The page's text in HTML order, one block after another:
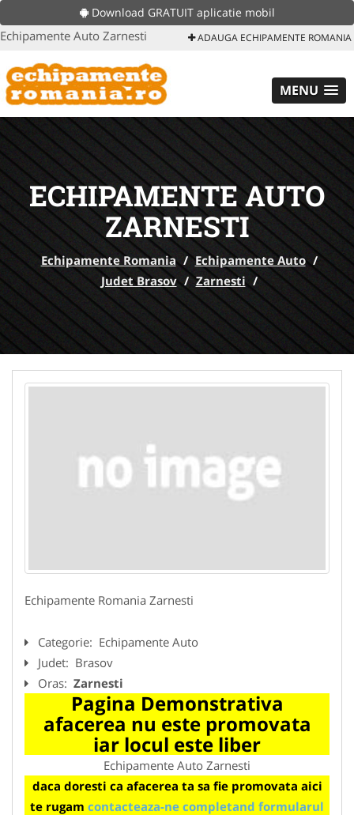
Download GRATUIT aplicatie mobil
Echipamente Auto Zarnesti ADAUGA ECHIPAMENTE ROMANIA
MENU
ECHIPAMENTE AUTO
ZARNESTI
Echipamente Romania / Echipamente Auto /
Judet Brasov / Zarnesti /
Echipamente Romania Zarnesti
Categorie: Echipamente Auto
Judet: Brasov
Oras: Zarnesti
Pagina Demonstrativa
afacerea nu este promovata
iar locul este liber
Echipamente Auto Zarnesti
daca doresti ca afacerea ta sa fie promovata aici
te rugam contacteaza-ne completand formularul